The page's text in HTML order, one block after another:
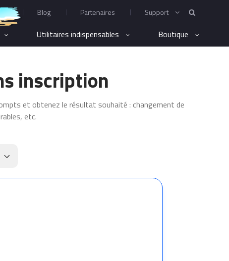
Blog Partenaires Support
Utilitaires indispensables Boutique
inscription
et obtenez le résultat souhaité : changement de
etc.